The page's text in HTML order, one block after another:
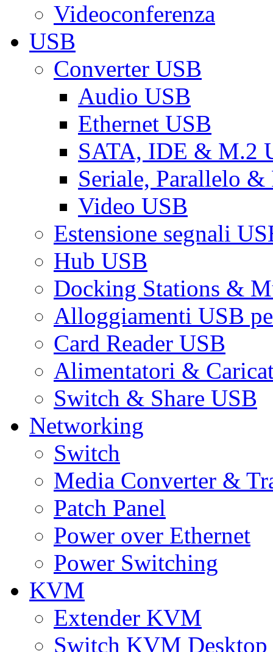
Videoconferenza
USB
Converter USB
Audio USB
Ethernet USB
SATA, IDE & M.2
Seriale, Parallelo &
Video USB
Estensione segnali
Hub USB
Docking Stations &
Alloggiamenti USB
Card Reader USB
Alimentatori &
Switch & Share USB
Networking
Switch
Media Converter &
Patch Panel
Power over Ethernet
Power Switching
KVM
Extender KVM
Switch KVM Desktop